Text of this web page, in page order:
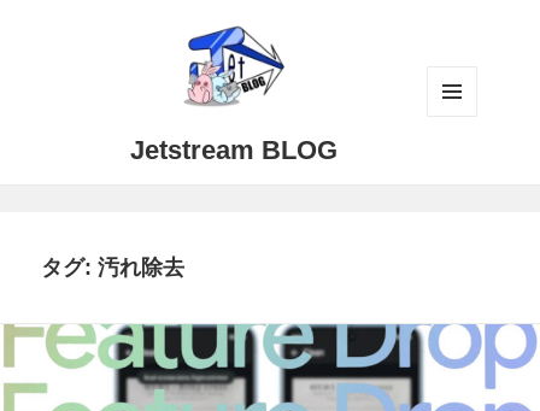
Jetstream BLOG
タグ:汚れ除去